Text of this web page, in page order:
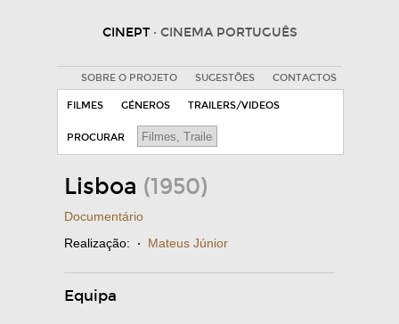
CINEPT · CINEMA PORTUGUÊS
SOBRE O PROJETO SUGESTÕES CONTACTOS
FILMES GÉNEROS TRAILERS/VIDEOS
PROCURAR
Lisboa (1950)
Documentário
Realização: · Mateus Júnior
Equipa